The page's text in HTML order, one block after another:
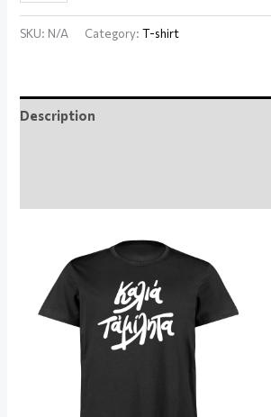
SKU: N/A Category:T-shirt
Description